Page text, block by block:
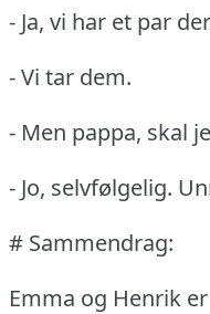
- Ja, vi har et par
- Vi tar dem.
- Men pappa, skal
- Jo, selvfølgelig.
# Sammendrag:
Emma og Henrik